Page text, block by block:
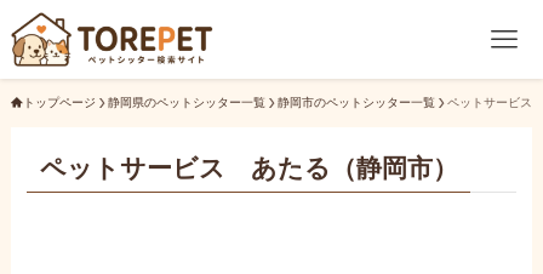
トップページ 静岡県のペットシッター一覧 静岡市のペットシッター一覧 ペットサービス
ペットサービス あたる（静岡市）